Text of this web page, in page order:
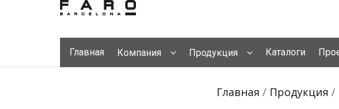
Главная Компания Продукция Каталоги
Главная / Продукция /